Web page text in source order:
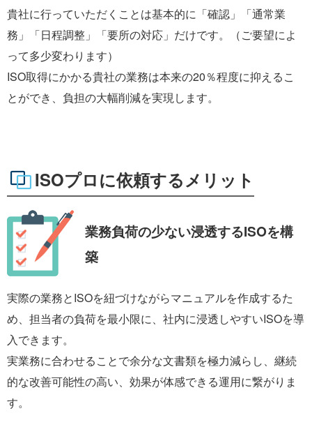
貴社に行っていただくことは基本的に「確認」「通常業
務」「日程調整」「要所の対応」だけです。（ご要望によ
って多少変わります）
ISO取得にかかる貴社の業務は本来の20％程度に抑えるこ
とができ、負担の大幅削減を実現します。
ISOプロに依頼するメリット
業務負荷の少ない浸透するISOを構
築
実際の業務とISOを紐づけながらマニュアルを作成するた
め、担当者の負荷を最小限に、社内に浸透しやすいISOを導
入できます。
実業務に合わせることで余分な文書類を極力減らし、継続
的な改善可能性の高い、効果が体感できる運用に繋がりま
す。